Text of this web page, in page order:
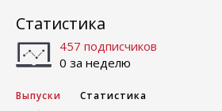
Статистика
457 подписчиков
0 за неделю
Выпуски Статистика